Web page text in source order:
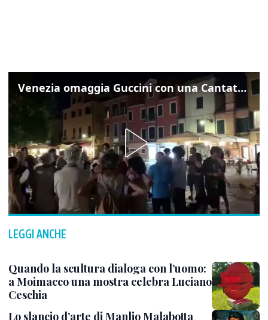
Venezia omaggia Guccini con una Cantata Anarchica in campo Santa Margherita
LEGGI ANCHE
Quando la scultura dialoga con l’uomo:
a Moimacco una mostra celebra Luciano
Ceschia
Lo slancio d’arte di Manlio Malabotta